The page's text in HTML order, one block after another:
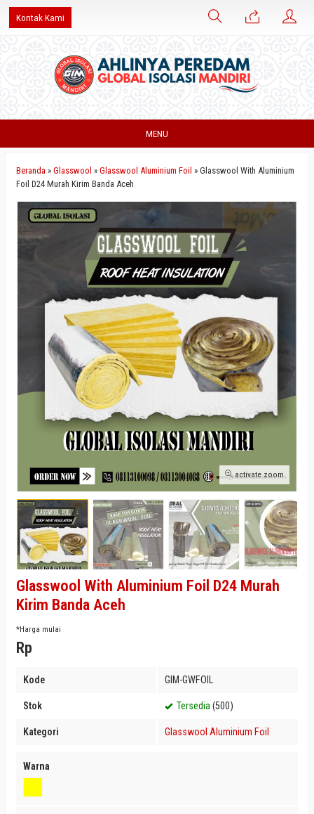
Kontak Kami
MENU
Beranda » Glasswool » Glasswool Aluminium Foil » Glasswool With Aluminium
Foil D24 Murah Kirim Banda Aceh
activate zoom
Glasswool With Aluminium Foil D24 Murah
Kirim Banda Aceh
*Harga mulai
Rp
Kode GIM-GWFOIL
Stok Tersedia (500)
Kategori Glasswool Aluminium Foil
Warna